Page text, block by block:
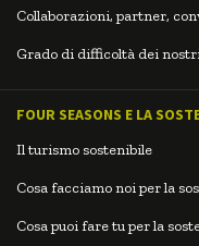
Collaborazioni, partner,
Grado di difficoltà dei
FOUR SEASONS E LA
Il turismo sostenibile
Cosa facciamo noi per la
Cosa puoi fare tu per la